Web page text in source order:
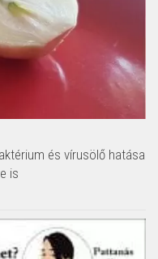
és vírusölő hatása
is